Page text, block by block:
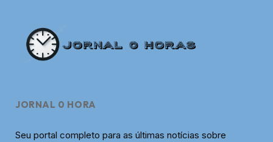
JORNAL 0 HORA
Seu portal completo para as últimas notícias sobre